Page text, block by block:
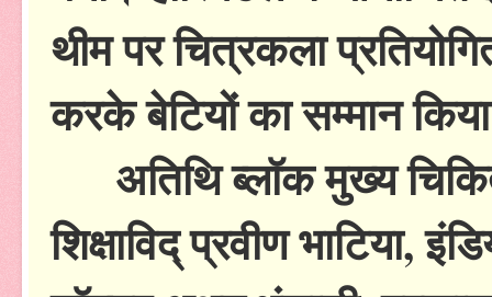
थीम पर चित्रकला
करके बेटियों का सम्मान
अतिथि ब्लॉक मुख्य
शिक्षाविद् प्रवीण भाटिया,